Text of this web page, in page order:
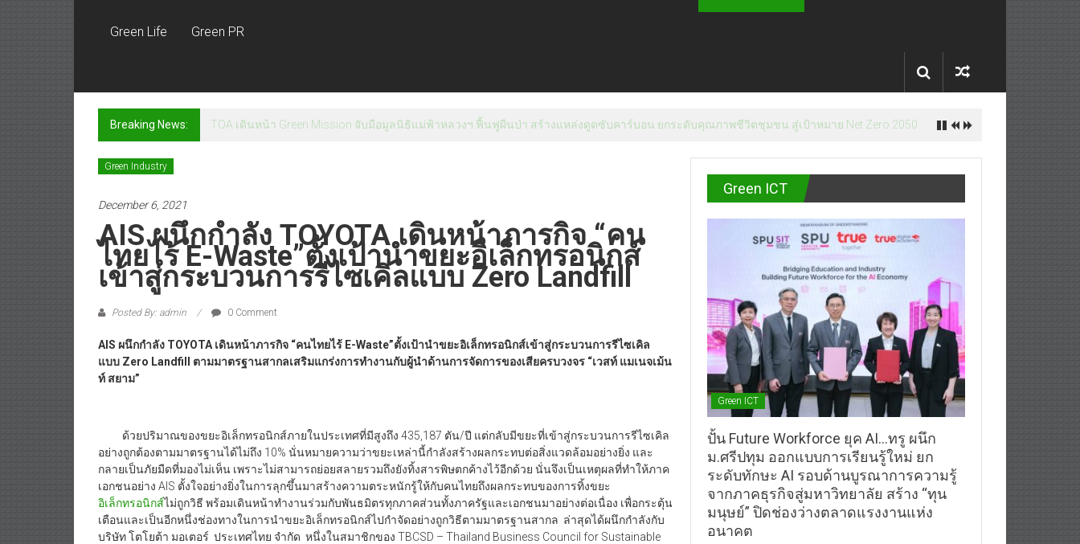
Green Life Green PR
Breaking News: TOA เดินหน้า Green Mission จับมือมูลนิธิแม่ฟ้าหลวงฯ ฟื้นฟูผืนป่า สร้างแหล่งดูดซับคาร์บอน ยกระดับคุณภาพชีวิตชุมชน สู่เป้าหมาย Net Zero 2050
Green Industry
December 6, 2021
AIS ผนึกกำลัง TOYOTA เดินหน้าภารกิจ “คน
ไทยไร้ E-Waste”ตั้งเป้านำขยะอิเล็กทรอนิกส์
เข้าสู่กระบวนการรีไซเคิลแบบ Zero Landfill
Posted By: admin 0 Comment
AIS ผนึกกำลัง TOYOTA เดินหน้าภารกิจ “คนไทยไร้ E-Waste”ตั้งเป้านำขยะอิเล็กทรอนิกส์เข้าสู่กระบวนการรีไซเคิล
แบบ Zero Landfill ตามมาตรฐานสากลเสริมแกร่งการทำงานกับผู้นำด้านการจัดการของเสียครบวงจร “เวสท์ แมเนจเม้น
ท์ สยาม”
ด้วยปริมาณของขยะอิเล็กทรอนิกส์ภายในประเทศที่มีสูงถึง 435,187 ตัน/ปี แต่กลับมีขยะที่เข้าสู่กระบวนการรีไซเคิล
อย่างถูกต้องตามมาตรฐานได้ไม่ถึง 10% นั่นหมายความว่าขยะเหล่านี้กำลังสร้างผลกระทบต่อสิ่งแวดล้อมอย่างยิ่ง และ
กลายเป็นภัยมืดที่มองไม่เห็น เพราะไม่สามารถย่อยสลายรวมถึงยังทิ้งสารพิษตกค้างไว้อีกด้วย นั่นจึงเป็นเหตุผลที่ทำให้ภาค
เอกชนอย่าง AIS ตั้งใจอย่างยิ่งในการลุกขึ้นมาสร้างความตระหนักรู้ให้กับคนไทยถึงผลกระทบของการทิ้งขยะ
อิเล็กทรอนิกส์ไม่ถูกวิธี พร้อมเดินหน้าทำงานร่วมกับพันธมิตรทุกภาคส่วนทั้งภาครัฐและเอกชนมาอย่างต่อเนื่อง เพื่อกระตุ้น
เตือนและเป็นอีกหนึ่งช่องทางในการนำขยะอิเล็กทรอนิกส์ไปกำจัดอย่างถูกวิธีตามมาตรฐานสากล ล่าสุดได้ผนึกกำลังกับ
บริษัท โตโยต้า มอเตอร์ ประเทศไทย จำกัด หนึ่งในสมาชิกของ TBCSD – Thailand Business Council for Sustainable
Green ICT
Green ICT
ปั้น Future Workforce ยุค AI…ทรู ผนึก
ม.ศรีปทุม ออกแบบการเรียนรู้ใหม่ ยก
ระดับทักษะ AI รอบด้านบูรณาการความรู้
จากภาคธุรกิจสู่มหาวิทยาลัย สร้าง “ทุน
มนุษย์” ปิดช่องว่างตลาดแรงงานแห่ง
อนาคต